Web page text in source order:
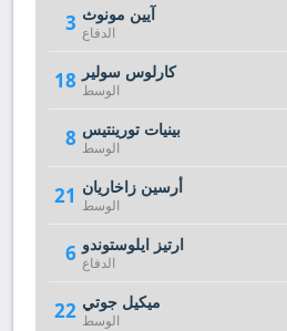
3 آيين مونوث
الدفاع
18 كارلوس سولير
الوسط
8 بينيات تورينتيس
الوسط
21 أرسين زاخاريان
الوسط
6 ارتيز ايلوستوندو
الدفاع
22 ميكيل جوتي
الوسط